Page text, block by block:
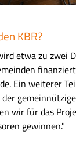
KBR?
etwa zu zwei
Ein weiterer
der
wir für das
gewinnen."